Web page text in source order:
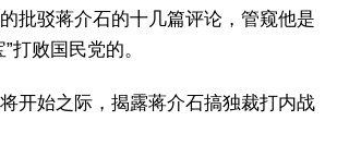
批驳蒋介石的十几篇评论，管窥他是
打败国民党的。
开始之际，揭露蒋介石搞独裁打内战